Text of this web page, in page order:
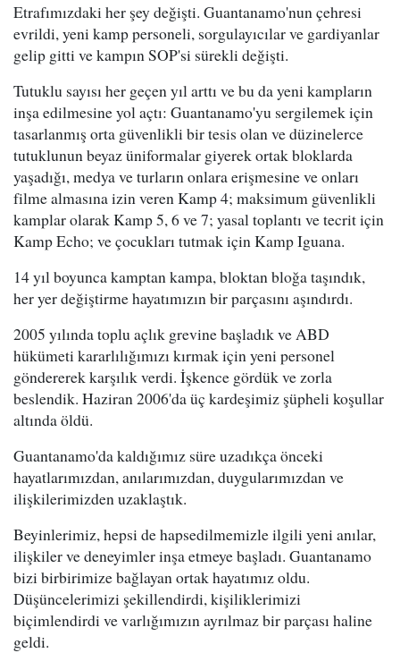
Etrafımızdaki her şey değişti. Guantanamo'nun çehresi
evrildi, yeni kamp personeli, sorgulayıcılar ve gardiyanlar
gelip gitti ve kampın SOP'si sürekli değişti.
Tutuklu sayısı her geçen yıl arttı ve bu da yeni kampların
inşa edilmesine yol açtı: Guantanamo'yu sergilemek için
tasarlanmış orta güvenlikli bir tesis olan ve düzinelerce
tutuklunun beyaz üniformalar giyerek ortak bloklarda
yaşadığı, medya ve turların onlara erişmesine ve onları
filme almasına izin veren Kamp 4; maksimum güvenlikli
kamplar olarak Kamp 5, 6 ve 7; yasal toplantı ve tecrit için
Kamp Echo; ve çocukları tutmak için Kamp Iguana.
14 yıl boyunca kamptan kampa, bloktan bloğa taşındık,
her yer değiştirme hayatımızın bir parçasını aşındırdı.
2005 yılında toplu açlık grevine başladık ve ABD
hükümeti kararlılığımızı kırmak için yeni personel
göndererek karşılık verdi. İşkence gördük ve zorla
beslendik. Haziran 2006'da üç kardeşimiz şüpheli koşullar
altında öldü.
Guantanamo'da kaldığımız süre uzadıkça önceki
hayatlarımızdan, anılarımızdan, duygularımızdan ve
ilişkilerimizden uzaklaştık.
Beyinlerimiz, hepsi de hapsedilmemizle ilgili yeni anılar,
ilişkiler ve deneyimler inşa etmeye başladı. Guantanamo
bizi birbirimize bağlayan ortak hayatımız oldu.
Düşüncelerimizi şekillendirdi, kişiliklerimizi
biçimlendirdi ve varlığımızın ayrılmaz bir parçası haline
geldi.